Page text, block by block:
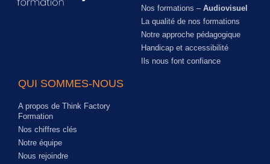
Nos formations – Audiovisuel
La qualité de nos formations
Notre approche pédagogique
Handicap et accessibilité
Ils nous font confiance
QUI SOMMES-NOUS
A propos de Think Factory
Formation
Nos chiffres clés
Notre équipe
Nous rejoindre